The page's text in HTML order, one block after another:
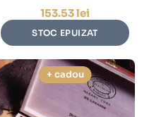
153.53lei
STOC EPUIZAT
+ cadou